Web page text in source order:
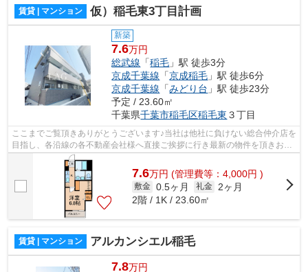
賃貸 | マンション 仮）稲毛東3丁目計画
新築
7.6万円
総武線 「稲毛 」駅 徒歩3分
京成千葉線 「京成稲毛 」駅 徒歩6分
京成千葉線 「みどり台 」駅 徒歩23分
予定 / 23.60㎡
千葉県千葉市稲毛区稲毛東 ３丁目
ここまでご覧頂きありがとうございます♪当社は他社に負けない総合仲介店を
目指し、各沿線の各不動産会社様へ直接ご挨拶に行き最新の物件を頂きお客
様へ提供しております！最新の情報は...
7.6万円 (管理費等：4,000円 )
敷金 0.5ヶ月 礼金
2ヶ月
2階 / 1K / 23.60㎡
賃貸 | マンション アルカンシエル稲毛
7.8万円